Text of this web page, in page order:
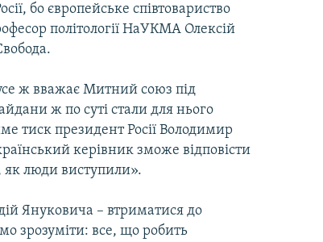
бо європейське співтовариство
політології НаУКМА Олексій
ж вважає Митний союз під
ж по суті стали для нього
тиск президент Росії Володимир
керівник зможе відповісти
люди виступили».
Януковича – втриматися до
зрозуміти: все, що робить